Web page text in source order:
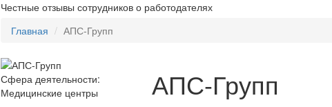
Честные отзывы сотрудников о работодателях
Главная АПС-Групп
Сфера деятельности:
Медицинские центры
АПС-Групп